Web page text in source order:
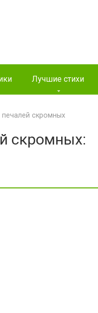
Лучшие стихи
скромных
скромных: